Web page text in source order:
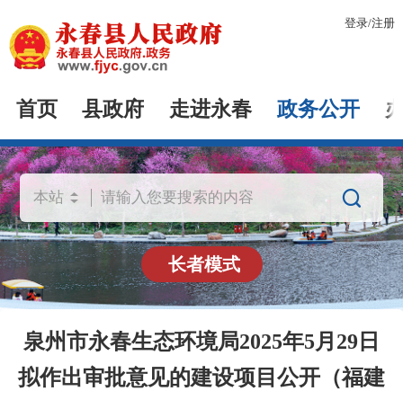
登录/注册
首页 县政府 走进永春 政务公开

长者模式
泉州市永春生态环境局2025年5月29日
拟作出审批意见的建设项目公开（福建